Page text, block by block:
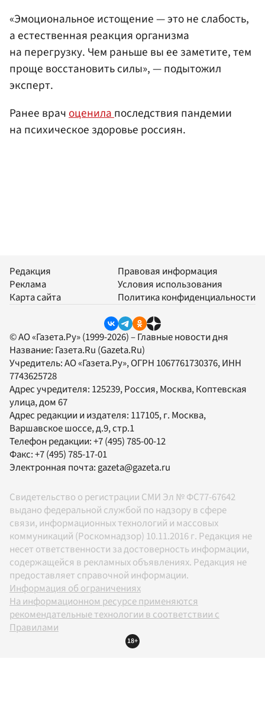
«Эмоциональное истощение — это не слабость,
а естественная реакция организма
на перегрузку. Чем раньше вы ее заметите, тем
проще восстановить силы», — подытожил
эксперт.
Ранее врачоценилапоследствия пандемии
на психическое здоровье россиян.
Редакция
Реклама
Карта сайта
Правовая информация
Условия использования
Политика конфиденциальности
© АО «Газета.Ру» (1999-2026) – Главные новости дня
Название: Газета.Ru (Gazeta.Ru)
Учредитель:АО «Газета.Ру», ОГРН 1067761730376, ИНН
7743625728
Адрес учредителя: 125239, Россия, Москва, Коптевская
улица, дом 67
Адрес редакции и издателя: 117105, г. Москва,
Варшавское шоссе, д.9, стр.1
Телефон редакции:+7 (495) 785-00-12
Факс:+7 (495) 785-17-01
Электронная почта: gazeta@gazeta.ru
Свидетельство о регистрации СМИ Эл № ФС77-67642
выдано федеральной службой по надзору в сфере
связи, информационных технологий и массовых
коммуникаций (Роскомнадзор) 10.11.2016 г. Редакция не
несет ответственности за достоверность информации,
содержащейся в рекламных объявлениях. Редакция не
предоставляет справочной информации.
Информация об ограничениях
На информационном ресурсе применяются
рекомендательные технологии в соответствии с
Правилами
18+